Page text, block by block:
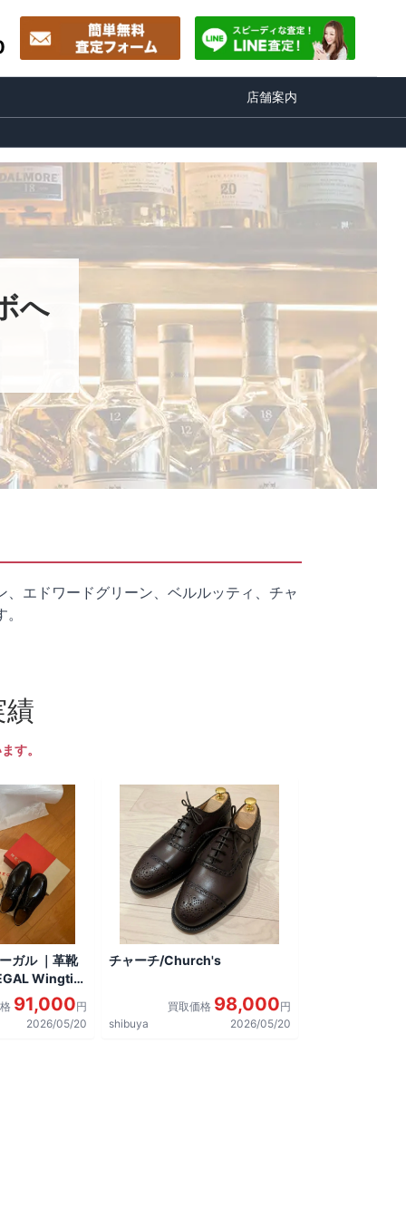
店舗案内
へ
エドワードグリーン、ベルルッティ、チャ
績
す。
ガル ｜革靴
Wingtip
した。
91,000円
2026/05/20
チャーチ/Church's
買取価格 98,000円
shibuya
2026/05/20